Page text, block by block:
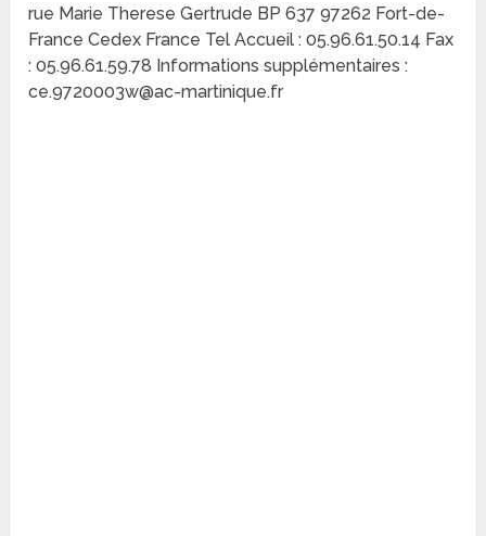
rue Marie Therese Gertrude BP 637 97262 Fort-de-
France Cedex France Tel Accueil : 05.96.61.50.14 Fax
: 05.96.61.59.78 Informations supplémentaires :
ce.9720003w@ac-martinique.fr